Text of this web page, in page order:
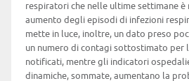
respiratori che nelle ultime settimane
aumento degli episodi di infezioni
mette in luce, inoltre, un dato preso
un numero di contagi sottostimato per
notificati, mentre gli indicatori
dinamiche, sommate, aumentano la